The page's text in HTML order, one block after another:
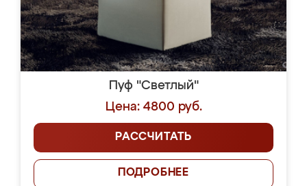
Пуф "Светлый"
Цена: 4800 руб.
РАССЧИТАТЬ
ПОДРОБНЕЕ